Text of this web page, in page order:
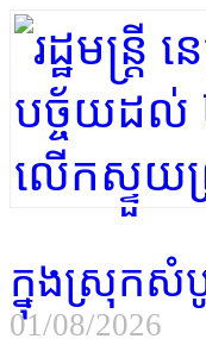
ក្នុងស្រុកសំបូ
01/08/2026